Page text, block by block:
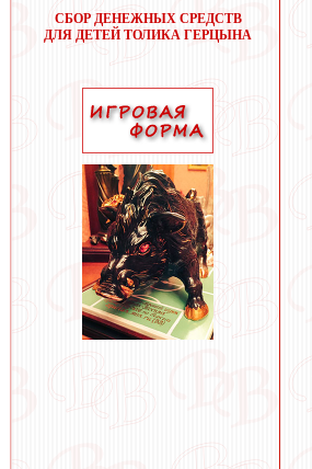
СБОР ДЕНЕЖНЫХ СРЕДСТВ
ДЛЯ ДЕТЕЙ ТОЛИКА ГЕРЦЫНА